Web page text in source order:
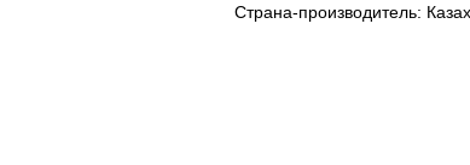
Страна-производитель: